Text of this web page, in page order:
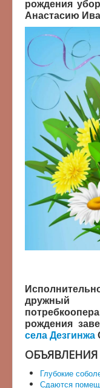
рождения
Анастасию
дружный
рождения
села Дезгинжа
ОБЪЯВЛЕНИЯ
Глубокие
Сдаются